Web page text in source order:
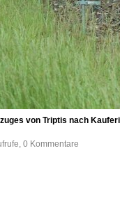
von Triptis nach
0 Kommentare